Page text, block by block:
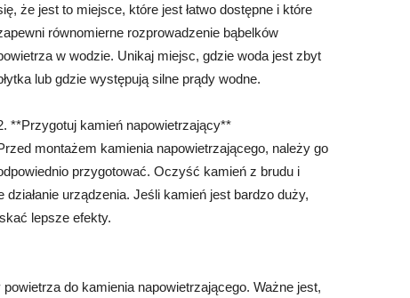
że jest to miejsce, które jest łatwo dostępne i które
równomierne rozprowadzenie bąbelków
w wodzie. Unikaj miejsc, gdzie woda jest zbyt
lub gdzie występują silne prądy wodne.
**Przygotuj kamień napowietrzający**
montażem kamienia napowietrzającego, należy go
przygotować. Oczyść kamień z brudu i
urządzenia. Jeśli kamień jest bardzo duży,
lepsze efekty.
do kamienia napowietrzającego. Ważne jest,